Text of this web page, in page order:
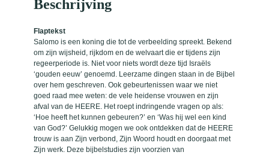
n
Beschrijving
Flaptekst
Salomo is een koning die tot de verbeelding spreekt. Bekend
om zijn wijsheid, rijkdom en de welvaart die er tijdens zijn
regeerperiode is. Niet voor niets wordt deze tijd Israëls
‘gouden eeuw’ genoemd. Leerzame dingen staan in de Bijbel
over hem geschreven. Ook gebeurtenissen waar we niet
goed raad mee weten: de vele heidense vrouwen en zijn
afval van de HEERE. Het roept indringende vragen op als:
‘Hoe heeft het kunnen gebeuren?’ en ‘Was hij wel een kind
van God?’ Gelukkig mogen we ook ontdekken dat de HEERE
trouw is aan Zijn verbond, Zijn Woord houdt en doorgaat met
Zijn werk. Deze bijbelstudies zijn voorzien van